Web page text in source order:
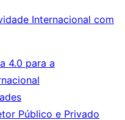
Internacional com
4.0 para a
Público e Privado